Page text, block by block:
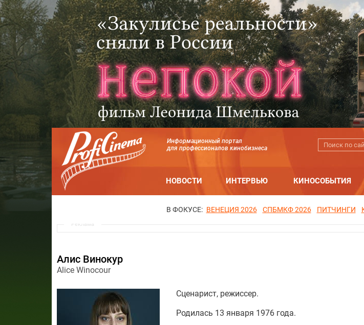
Информационный портал
для профессионалов кинобизнеса
НОВОСТИ ИНТЕРВЬЮ КИНОСОБЫТИЯ
В ФОКУСЕ: ВЕНЕЦИЯ 2026 СПБМКФ 2026 ПИТЧИНГИ
Реклама
Алис Винокур
Alice Winocour
Сценарист, режиссер.
Родилась 13 января 1976 года.